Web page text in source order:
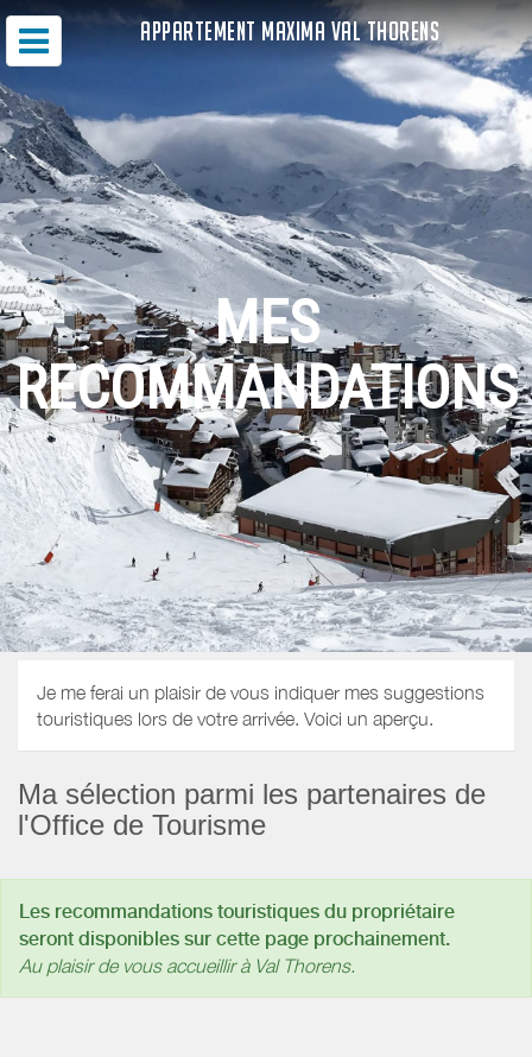
APPARTEMENT MAXIMA VAL THORENS
MES
RECOMMANDATIONS
Je me ferai un plaisir de vous indiquer mes suggestions
touristiques lors de votre arrivée. Voici un aperçu.
Ma sélection parmi les partenaires de
l'Office de Tourisme
Les recommandations touristiques du propriétaire
seront disponibles sur cette page prochainement.
Au plaisir de vous accueillir à Val Thorens.